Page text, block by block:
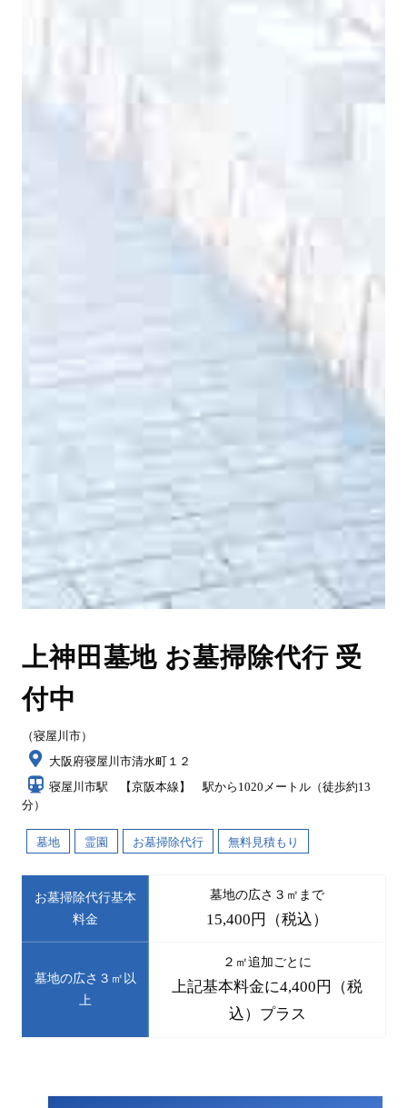
上神田墓地 お墓掃除代行 受
付中
（寝屋川市）
大阪府寝屋川市清水町１２
寝屋川市駅 【京阪本線】 駅から1020メートル（徒歩約13
分）
墓地 霊園 お墓掃除代行 無料見積もり
お墓掃除代行基本
料金
墓地の広さ３㎡まで
15,400円（税込）
墓地の広さ３㎡以
上
２㎡追加ごとに
上記基本料金に4,400円（税
込）プラス